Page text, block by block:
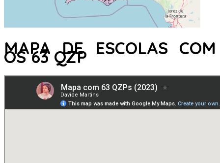
MAPA DE ESCOLAS COM
OS 63 QZP